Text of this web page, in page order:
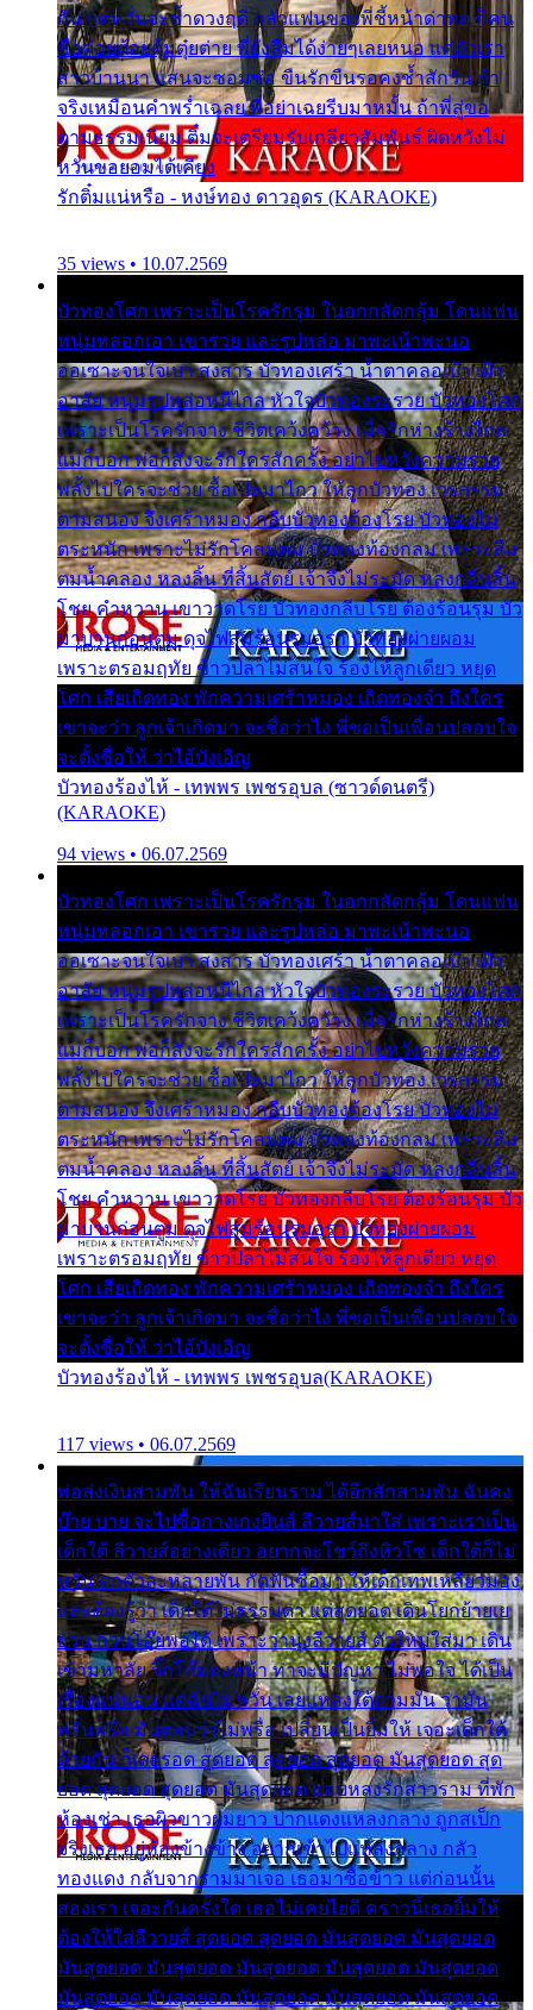
กัน แต่หวั่นจะช้ำดวงฤดี กลัวแฟนของพี่ชี้หน้าด่าทอ ก็คน
ชื่อต๋อยต้อยตุ้มตุ๋ยต่าย พี่ยังลืมได้ง่ายๆเลยหนอ แค่ตัวเรา
สาวบ้านนา แสนจะซอมซ่อ ขืนรักขืนรอคงช้ำสักวัน ถ้า
จริงเหมือนคำพร่ำเฉลย พี่อย่าเฉยรีบมาหมั้น ถ้าพี่สู่ขอ
ตามธรรมเนียม ติ๋มจะเตรียมรับเกลียวสัมพันธ์ ผิดหวังไม่
หวั่นขอยอมได้เคียง
รักติ๋มแน่หรือ - หงษ์ทอง ดาวอุดร (KARAOKE)
35 views • 10.07.2569
บัวทองโศก เพราะเป็นโรครักรุม ในอกกลัดกลุ้ม โดนแฟน
หนุ่มหลอกเอา เขารวย และรูปหล่อ มาพะเน้าพะนอ
ออเซาะจนใจเบา สงสาร บัวทองเศร้า น้ำตาคลอเบ้า เฝ้า
อาลัย หนุ่มรูปหล่อหนีไกล หัวใจบัวทองระรวย บัวทองโศก
เพราะเป็นโรครักจาง ชีวิตเคว้งคว้าง เมื่อรักห่างร้างไกล
แม่ก็บอก พ่อก็สั่งจะรักใครสักครั้ง อย่าไปหวังความรวย
พลั้งไปใครจะช่วย ซื้อเปลมาไกว ให้ลูกบัวทอง เวรกรรม
ตามสนอง จึงเศร้าหมอง กลีบบัวทองต้องโรย บัวทองไม่
ตระหนัก เพราะไม่รักโคลนตม บัวทองท้องกลม เพราะลืม
ตมน้ำคลอง หลงลิ้น ที่สิ้นสัตย์ เจ้าจึงไม่ระมัด หลงกลิ่นลิ้น
โชย คำหวาน เขาวาดโรย บัวทองกลีบโรย ต้องร้อนรุม บัว
มาบานก่อนตูม ดุจไฟสุมร้อนรุมอุรา บัวทองผ่ายผอม
เพราะตรอมฤทัย ข้าวปลาไม่สนใจ ร้องไห้ลูกเดียว หยุด
โศก เสียเถิดทอง พักความเศร้าหมอง เถิดทองจ๋า ถึงใคร
เขาจะว่า ลูกเจ้าเกิดมา จะชื่อว่าไง พี่ขอเป็นเพื่อนปลอบใจ
จะตั้งชื่อให้ ว่าไอ้บังเอิญ
บัวทองร้องไห้ - เทพพร เพชรอุบล (ซาวด์ดนตรี)
(KARAOKE)
94 views • 06.07.2569
บัวทองโศก เพราะเป็นโรครักรุม ในอกกลัดกลุ้ม โดนแฟน
หนุ่มหลอกเอา เขารวย และรูปหล่อ มาพะเน้าพะนอ
ออเซาะจนใจเบา สงสาร บัวทองเศร้า น้ำตาคลอเบ้า เฝ้า
อาลัย หนุ่มรูปหล่อหนีไกล หัวใจบัวทองระรวย บัวทองโศก
เพราะเป็นโรครักจาง ชีวิตเคว้งคว้าง เมื่อรักห่างร้างไกล
แม่ก็บอก พ่อก็สั่งจะรักใครสักครั้ง อย่าไปหวังความรวย
พลั้งไปใครจะช่วย ซื้อเปลมาไกว ให้ลูกบัวทอง เวรกรรม
ตามสนอง จึงเศร้าหมอง กลีบบัวทองต้องโรย บัวทองไม่
ตระหนัก เพราะไม่รักโคลนตม บัวทองท้องกลม เพราะลืม
ตมน้ำคลอง หลงลิ้น ที่สิ้นสัตย์ เจ้าจึงไม่ระมัด หลงกลิ่นลิ้น
โชย คำหวาน เขาวาดโรย บัวทองกลีบโรย ต้องร้อนรุม บัว
มาบานก่อนตูม ดุจไฟสุมร้อนรุมอุรา บัวทองผ่ายผอม
เพราะตรอมฤทัย ข้าวปลาไม่สนใจ ร้องไห้ลูกเดียว หยุด
โศก เสียเถิดทอง พักความเศร้าหมอง เถิดทองจ๋า ถึงใคร
เขาจะว่า ลูกเจ้าเกิดมา จะชื่อว่าไง พี่ขอเป็นเพื่อนปลอบใจ
จะตั้งชื่อให้ ว่าไอ้บังเอิญ
บัวทองร้องไห้ - เทพพร เพชรอุบล(KARAOKE)
117 views • 06.07.2569
พ่อส่งเงินสามพัน ให้ฉันเรียนราม ได้อีกสักสามพัน ฉันคง
บ๊าย บาย จะไปซื้อกางเกงยีนส์ ลีวายส์มาใส่ เพราะเราเป็น
เด็กใต้ ลีวายส์อย่างเดียว อยากจะโชว์ถึงหิวโซ เด็กใต้ก็ไม่
หวั่น ตกตัวละหลายพัน กัดฟันซื้อมา ให้เด็กเทพเหลียวมอง
และต้องรู้ว่า เด็กใต้ไม่ธรรมดา แต่สุดยอด เดินโยกย้ายเย
ยวน กวนโอ๊ยพอได้ เพราะว่านุ่งลีวายส์ ตัวใหม่ใส่มา เดิน
เข้ามหาลัย จิ๊กโก๊มองหน้า ท่าจะมีปัญหา ไม่พอใจ ได้เป็น
เรื่องแน่นอน แต่ฉันไม่หวั่น เลยแหลงใต้ถามมัน ว่ามัน
พรั่นพรือ มันตอบว่าไม่พรื่อ เปลี่ยนเป็นยิ้มให้ เจอะเด็กใต้
ด้วยกัน ก็เลยรอด สุดยอด สุดยอด สุดยอด มันสุดยอด สุด
ยอด สุดยอด สุดยอด มันสุดยอด แอบหลงรักสาวราม ที่พัก
ห้องเช่า เธอผิวขาวผมยาว ปากแดงแหลงกลาง ถูกสเป็ก
จริงเธอ อยู่ห้องข้างข้าง อยากเข้าไปแหลงกลาง กลัว
ทองแดง กลับจากรามมาเจอ เธอมาซื้อข้าว แต่ก่อนนั้น
สองเรา เจอะกันครั้งใด เธอไม่เคยไยดี คราวนี้เธอยิ้มให้
ต้องให้ใส่ลีวายส์ สุดยอด สุดยอด มันสุดยอด มันสุดยอด
มันสุดยอด มันสุดยอด มันสุดยอด มันสุดยอด มันสุดยอด
มันสุดยอด มันสุดยอด มันสุดยอด มันสุดยอด มันสุดยอด